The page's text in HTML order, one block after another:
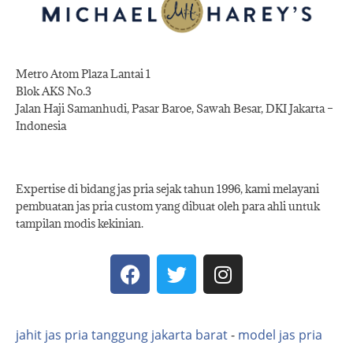
Metro Atom Plaza Lantai 1
Blok AKS No.3
Jalan Haji Samanhudi, Pasar Baroe, Sawah Besar, DKI Jakarta –
Indonesia
Expertise di bidang jas pria sejak tahun 1996, kami melayani
pembuatan jas pria custom yang dibuat oleh para ahli untuk
tampilan modis kekinian.
jahit jas pria tanggung jakarta barat- model jas pria